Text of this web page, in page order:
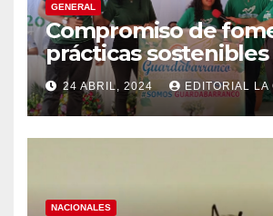
GENERAL
Compromiso de
prácticas sostenibles
conciencia ecológica
instituciones
24 ABRIL, 2024 EDITORIAL LA
NACIONALES